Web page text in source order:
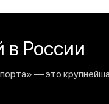
России
— это